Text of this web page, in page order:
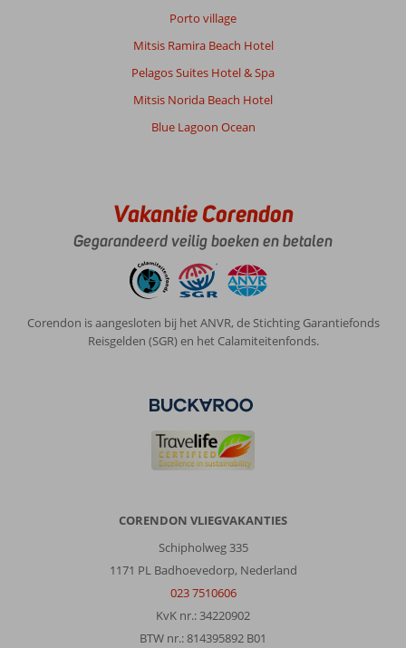
Porto village
Mitsis Ramira Beach Hotel
Pelagos Suites Hotel & Spa
Mitsis Norida Beach Hotel
Blue Lagoon Ocean
Vakantie Corendon
Gegarandeerd veilig boeken en betalen
Corendon is aangesloten bij het ANVR, de Stichting Garantiefonds
Reisgelden (SGR) en het Calamiteitenfonds.
CORENDON VLIEGVAKANTIES
Schipholweg 335
1171 PL Badhoevedorp, Nederland
023 7510606
KvK nr.: 34220902
BTW nr.: 814395892 B01